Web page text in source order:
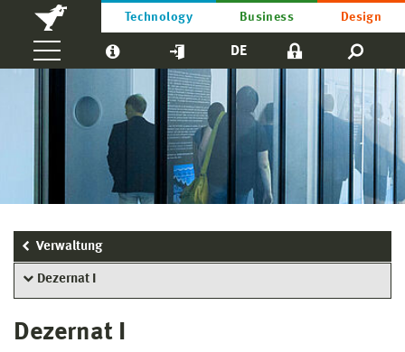
Technology Business Design
DE
Verwaltung
Dezernat I
Dezernat I